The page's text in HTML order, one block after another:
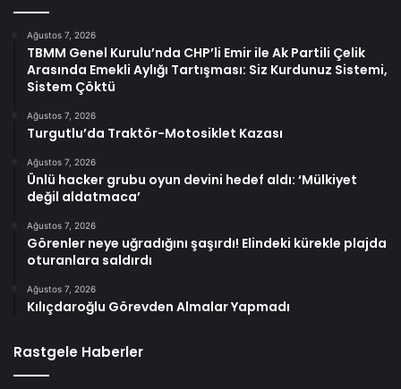
Ağustos 7, 2026
TBMM Genel Kurulu’nda CHP’li Emir ile Ak Partili Çelik
Arasında Emekli Aylığı Tartışması: Siz Kurdunuz Sistemi,
Sistem Çöktü
Ağustos 7, 2026
Turgutlu’da Traktör-Motosiklet Kazası
Ağustos 7, 2026
Ünlü hacker grubu oyun devini hedef aldı: ‘Mülkiyet
değil aldatmaca’
Ağustos 7, 2026
Görenler neye uğradığını şaşırdı! Elindeki kürekle plajda
oturanlara saldırdı
Ağustos 7, 2026
Kılıçdaroğlu Görevden Almalar Yapmadı
Rastgele Haberler